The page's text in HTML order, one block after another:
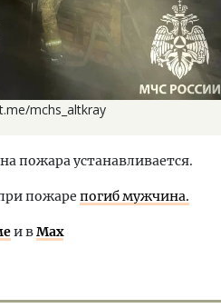
mchs_altkray
пожара устанавливается.
пожаре погиб мужчина.
и вMax